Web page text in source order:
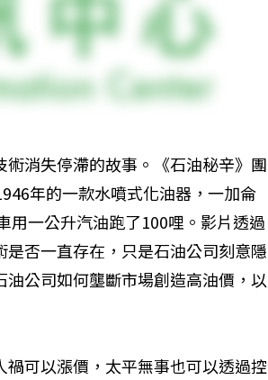
消失停滯的故事。《石油秘辛》團
年的一款水噴式化油器，一加侖
用一公升汽油跑了100哩。影片透過
否一直存在，只是石油公司刻意隱
公司如何壟斷市場創造高油價，以
可以漲價，太平無事也可以透過控